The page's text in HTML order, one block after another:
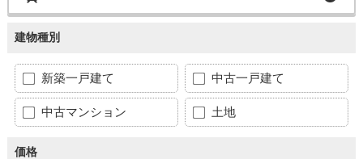
建物種別
新築一戸建て 中古一戸建て
中古マンション 土地
価格